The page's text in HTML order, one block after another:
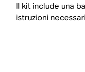
Il kit include una
istruzioni